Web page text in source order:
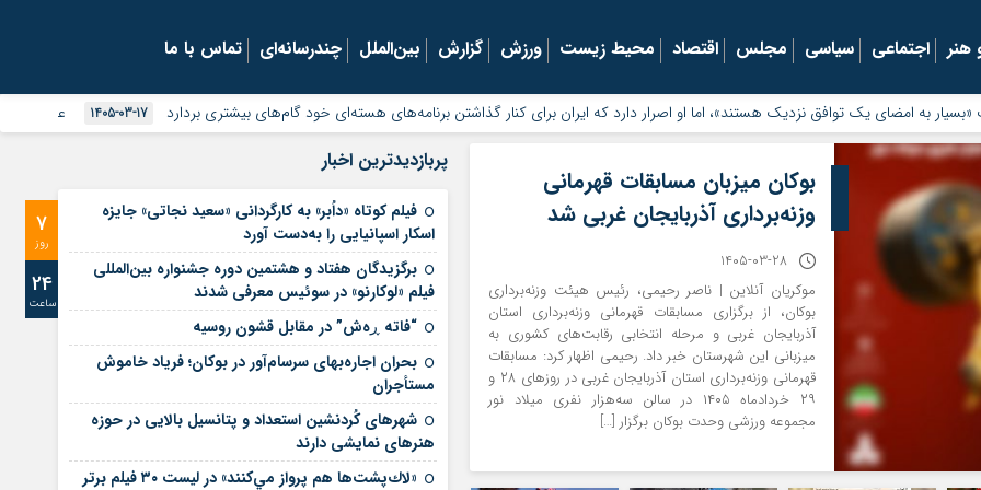
اجتماعی سیاسی مجلس اقتصاد محیط زیست ورزش گزارش بین‌الملل چندرسانه‌ای تماس با ما
توافق نزدیک هستند»، اما او اصرار دارد که ایران برای کنار گذاشتن برنامه‌های هسته‌ای خود گام‌های بیشتری بردارد 1405-03-17 عدم همراهی منطقه آزاد
بوکان میزبان مسابقات قهرمانی
وزنه‌برداری آذربایجان غربی شد
1405-03-28
موکریان آنلاین | ناصر رحیمی، رئیس هیئت وزنه‌برداری
بوکان، از برگزاری مسابقات قهرمانی وزنه‌برداری استان
آذربایجان غربی و مرحله انتخابی رقابت‌های کشوری به
میزبانی این شهرستان خبر داد. رحیمی اظهار کرد: مسابقات
قهرمانی وزنه‌برداری استان آذربایجان غربی در روزهای ۲۸ و
۲۹ خردادماه ۱۴۰۵ در سالن سه‌هزار نفری میلاد نور
مجموعه ورزشی وحدت بوکان برگزار […]
پربازدیدترین اخبار
7
روز
24
ساعت
فیلم کوتاه «داُبر» به کارگردانی «سعید نجاتی» جایزه
اسکار اسپانیایی را به‌دست آورد
برگزیدگان هفتاد و هشتمین دوره جشنواره بین‌المللی
فیلم «لوکارنو» در سوئیس معرفی شدند
“فاتە ڕەش” در مقابل قشون روسیه
بحران اجاره‌بهای سرسام‌آور در بوکان؛ فریاد خاموش
مستأجران
شهرهای کُردنشين استعداد و پتانسيل بالايی در حوزه
هنرهای نمايشی دارند
«لاك‌‌پشت‌‌ها هم پرواز مي‌كنند» در لیست ۳۰ فیلم برتر